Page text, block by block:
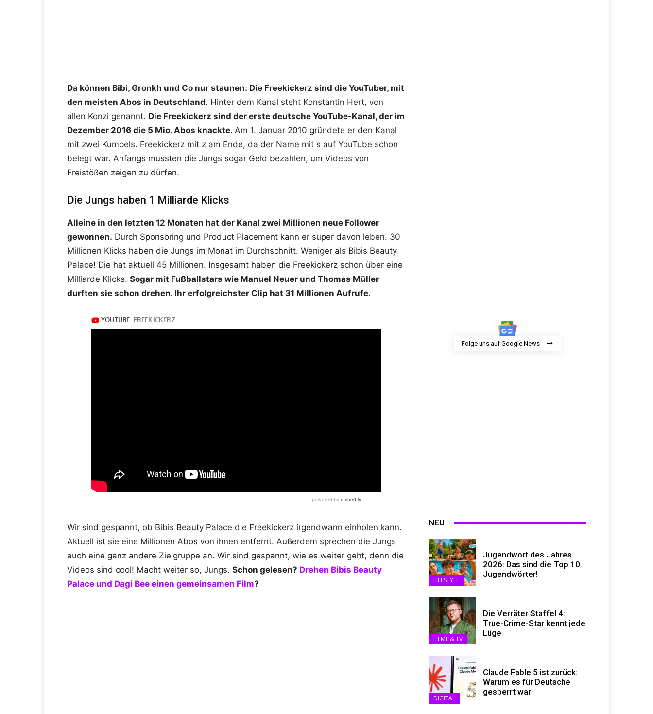
Da können Bibi, Gronkh und Co nur staunen: Die Freekickerz sind die YouTuber, mit
den meisten Abos in Deutschland. Hinter dem Kanal steht Konstantin Hert, von
allen Konzi genannt. Die Freekickerz sind der erste deutsche YouTube-Kanal, der im
Dezember 2016 die 5 Mio. Abos knackte. Am 1. Januar 2010 gründete er den Kanal
mit zwei Kumpels. Freekickerz mit z am Ende, da der Name mit s auf YouTube schon
belegt war. Anfangs mussten die Jungs sogar Geld bezahlen, um Videos von
Freistößen zeigen zu dürfen.
Die Jungs haben 1 Milliarde Klicks
Alleine in den letzten 12 Monaten hat der Kanal zwei Millionen neue Follower
gewonnen. Durch Sponsoring und Product Placement kann er super davon leben. 30
Millionen Klicks haben die Jungs im Monat im Durchschnitt. Weniger als Bibis Beauty
Palace! Die hat aktuell 45 Millionen. Insgesamt haben die Freekickerz schon über eine
Milliarde Klicks. Sogar mit Fußballstars wie Manuel Neuer und Thomas Müller
durften sie schon drehen. Ihr erfolgreichster Clip hat 31 Millionen Aufrufe.
Wir sind gespannt, ob Bibis Beauty Palace die Freekickerz irgendwann einholen kann.
Aktuell ist sie eine Millionen Abos von ihnen entfernt. Außerdem sprechen die Jungs
auch eine ganz andere Zielgruppe an. Wir sind gespannt, wie es weiter geht, denn die
Videos sind cool! Macht weiter so, Jungs. Schon gelesen? Drehen Bibis Beauty
Palace und Dagi Bee einen gemeinsamen Film?
Folge uns auf Google News
NEU
LIFESTYLE
Jugendwort des Jahres
2026: Das sind die Top 10
Jugendwörter!
FILME & TV
Die Verräter Staffel 4:
True-Crime-Star kennt jede
Lüge
DIGITAL
Claude Fable 5 ist zurück:
Warum es für Deutsche
gesperrt war